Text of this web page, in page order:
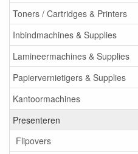
Toners / Cartridges & Printers
Inbindmachines & Supplies
Lamineermachines & Supplies
Papiervernietigers & Supplies
Kantoormachines
Presenteren
Flipovers